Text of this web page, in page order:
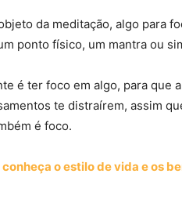
da meditação, algo para
ponto físico, um mantra ou
é ter foco em algo, para que
te distraírem, assim
é foco.
o estilo de vida e os